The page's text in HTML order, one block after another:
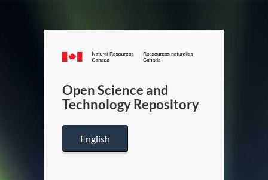
Canada.ca
/
Canada
Open Science and
Technology Repository
English